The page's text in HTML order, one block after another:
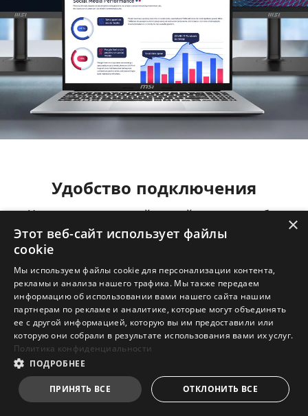
Удобство подключения
Несмотря на изящный, легкий корпус, ноутбук
Modern предлагает все интерфейсы,
необходимые для удобного подключения
Замок
Кенсингтона
USB 3.2 Gen2
Type-C / DP
×
Этот веб-сайт использует файлы
cookie
Мы используем файлы cookie для персонализации контента,
рекламы и анализа нашего трафика. Мы также передаем
информацию об использовании вами нашего сайта нашим
партнерам по рекламе и аналитике, которые могут объединять
ее с другой информацией, которую вы им предоставили или
которую они собрали в результате использования вами их услуг.
Политика конфиденциальности
ПОДРОБНЕЕ
ПРИНЯТЬ ВСЕ ОТКЛОНИТЬ ВСЕ